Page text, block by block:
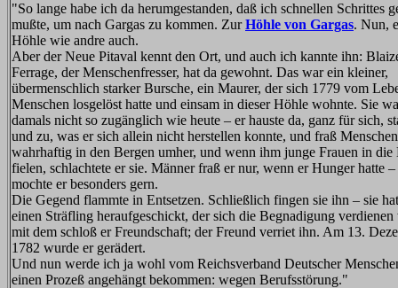
"So lange habe ich da herumgestanden, daß ich schnellen Schrittes
mußte, um nach Gargas zu kommen. ZurHöhle von Gargas. Nun,
Höhle wie andre auch.
Aber der Neue Pitaval kennt den Ort, und auch ich kannte ihn:
Ferrage, der Menschenfresser, hat da gewohnt. Das war ein kleiner,
übermenschlich starker Bursche, ein Maurer, der sich 1779 vom
Menschen losgelöst hatte und einsam in dieser Höhle wohnte. Sie
damals nicht so zugänglich wie heute – er hauste da, ganz für sich,
und zu, was er sich allein nicht herstellen konnte, und fraß
wahrhaftig in den Bergen umher, und wenn ihm junge Frauen in die
fielen, schlachtete er sie. Männer fraß er nur, wenn er Hunger hatte
mochte er besonders gern.
Die Gegend flammte in Entsetzen. Schließlich fingen sie ihn – sie
einen Sträfling heraufgeschickt, der sich die Begnadigung
mit dem schloß er Freundschaft; der Freund verriet ihn. Am 13.
1782 wurde er gerädert.
Und nun werde ich ja wohl vom Reichsverband Deutscher
einen Prozeß angehängt bekommen: wegen Berufsstörung."